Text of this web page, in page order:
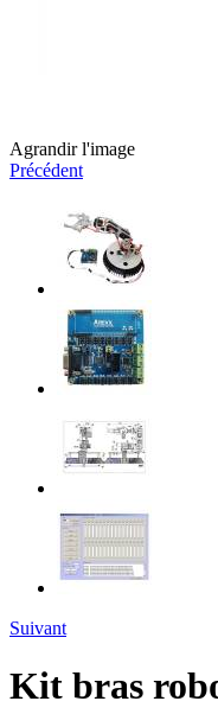
Agrandir l'image
Précédent
Suivant
Kit bras